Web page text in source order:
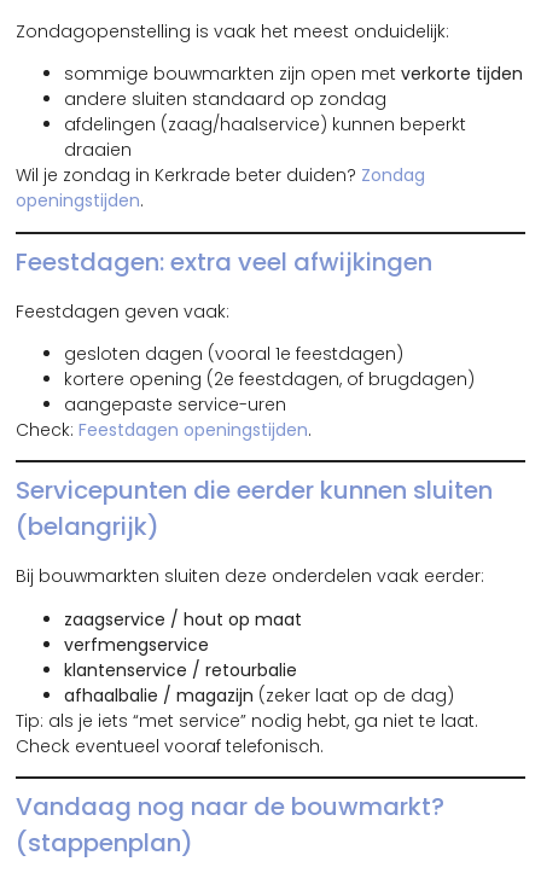
Zondagopenstelling is vaak het meest onduidelijk:
sommige bouwmarkten zijn open metverkorte tijden
andere sluiten standaard op zondag
afdelingen (zaag/haalservice) kunnen beperkt
draaien
Wil je zondag in Kerkrade beter duiden? Zondag
openingstijden.
Feestdagen: extra veel afwijkingen
Feestdagen geven vaak:
gesloten dagen (vooral 1e feestdagen)
kortere opening (2e feestdagen, of brugdagen)
aangepaste service-uren
Check:Feestdagen openingstijden.
Servicepunten die eerder kunnen sluiten
(belangrijk)
Bij bouwmarkten sluiten deze onderdelen vaak eerder:
zaagservice / hout op maat
verfmengservice
klantenservice / retourbalie
afhaalbalie / magazijn (zeker laat op de dag)
Tip: als je iets “met service” nodig hebt, ga niet te laat.
Check eventueel vooraf telefonisch.
Vandaag nog naar de bouwmarkt?
(stappenplan)